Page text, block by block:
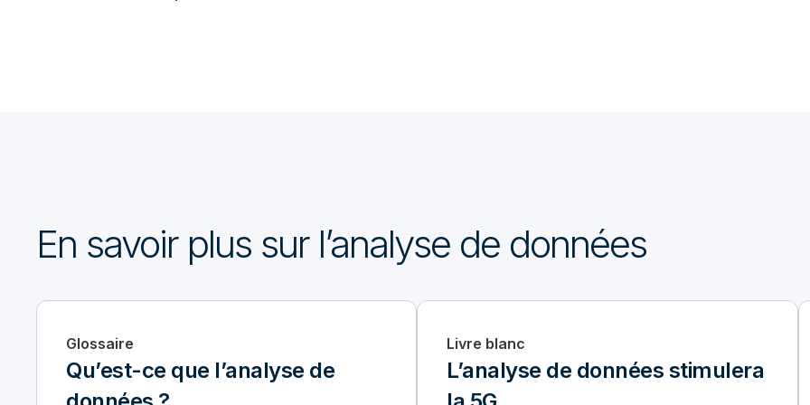
En savoir plus sur l’analyse de données
Glossaire
Qu’est-ce que l’analyse de
Livre blanc
L’analyse de données stimulera